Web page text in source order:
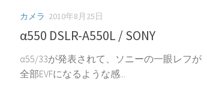
カメラ 2010年8月25日
α550 DSLR-A550L / SONY
α55/33が発表されて、ソニーの一眼レフが
全部EVFになるような感...